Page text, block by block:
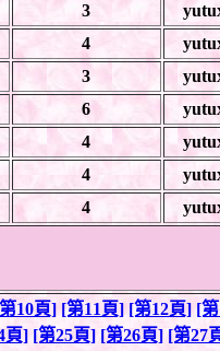
3
4
3
6
4
4
4
10頁] [第11頁] [第12頁] [
頁] [第25頁] [第26頁] [第27